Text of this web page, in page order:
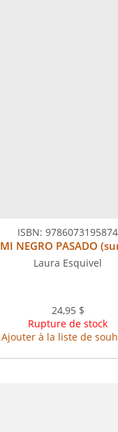
ISBN: 9786073195874
MI NEGRO PASADO
Laura Esquivel
24,95 $
Rupture de stock
Ajouter à la liste de